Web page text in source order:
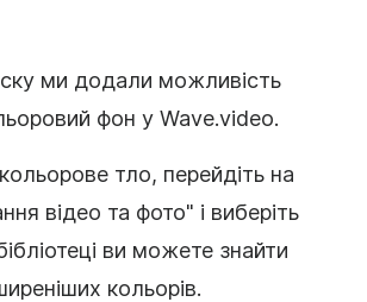
ми додали можливість
фон у Wave.video.
тло, перейдіть на
відео та фото" і виберіть
ви можете знайти
кольорів.